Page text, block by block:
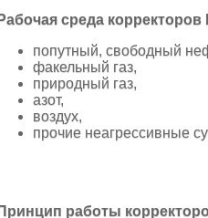
Рабочая среда корректоров
попутный, свободный
факельный газ,
природный газ,
азот,
воздух,
прочие неагрессивные
Принцип работы